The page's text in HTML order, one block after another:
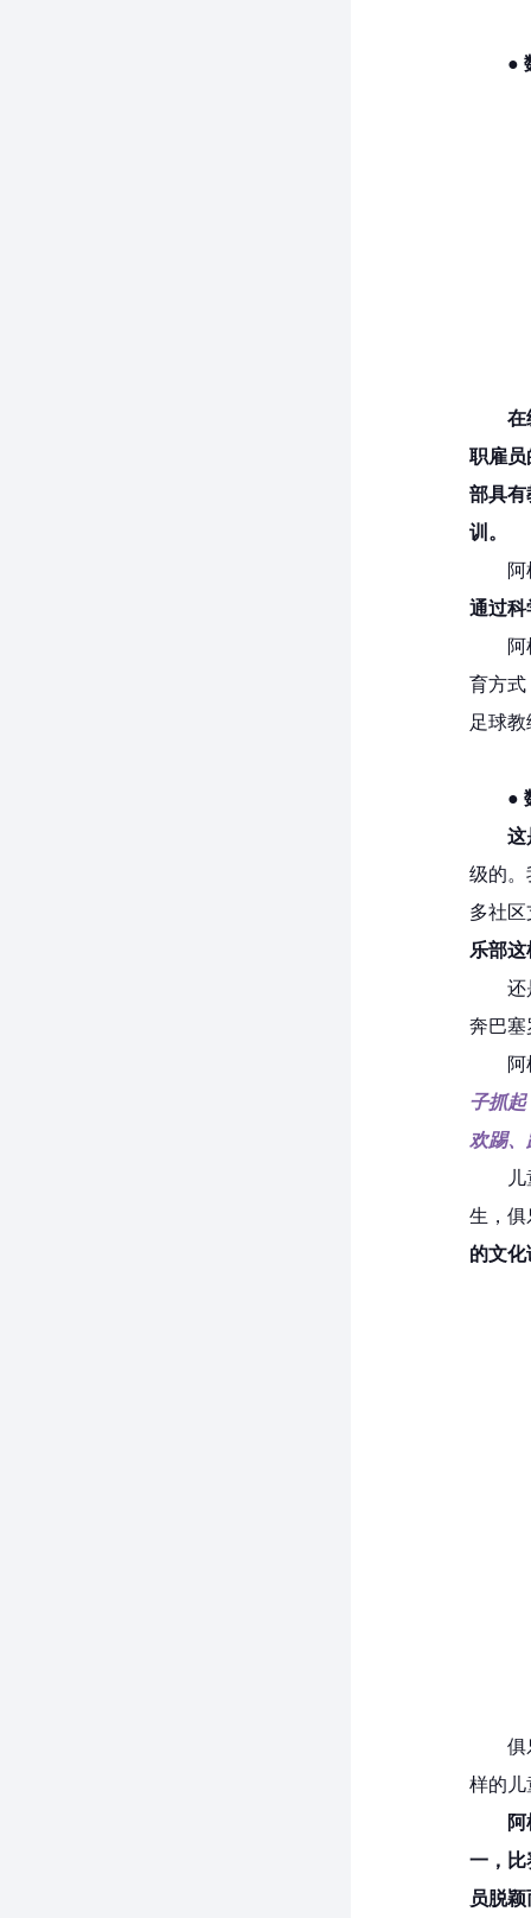
●
在
职雇
部具有
训。
通过科
育方式
足球
●
这
级的。
多社
乐部
还
奔巴塞
子抓
欢踢
生，俱
的文
俱
样的儿
一，比
员脱